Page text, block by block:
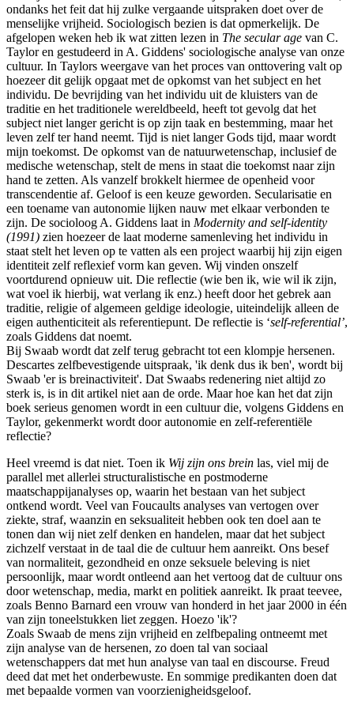
ondanks het feit dat hij zulke vergaande uitspraken doet over de
menselijke vrijheid. Sociologisch bezien is dat opmerkelijk. De
afgelopen weken heb ik wat zitten lezen in The secular age van C.
Taylor en gestudeerd in A. Giddens' sociologische analyse van onze
cultuur. In Taylors weergave van het proces van onttovering valt op
hoezeer dit gelijk opgaat met de opkomst van het subject en het
individu. De bevrijding van het individu uit de kluisters van de
traditie en het traditionele wereldbeeld, heeft tot gevolg dat het
subject niet langer gericht is op zijn taak en bestemming, maar het
leven zelf ter hand neemt. Tijd is niet langer Gods tijd, maar wordt
mijn toekomst. De opkomst van de natuurwetenschap, inclusief de
medische wetenschap, stelt de mens in staat die toekomst naar zijn
hand te zetten. Als vanzelf brokkelt hiermee de openheid voor
transcendentie af. Geloof is een keuze geworden. Secularisatie en
een toename van autonomie lijken nauw met elkaar verbonden te
zijn. De socioloog A. Giddens laat in Modernity and self-identity
(1991) zien hoezeer de laat moderne samenleving het individu in
staat stelt het leven op te vatten als een project waarbij hij zijn eigen
identiteit zelf reflexief vorm kan geven. Wij vinden onszelf
voortdurend opnieuw uit. Die reflectie (wie ben ik, wie wil ik zijn,
wat voel ik hierbij, wat verlang ik enz.) heeft door het gebrek aan
traditie, religie of algemeen geldige ideologie, uiteindelijk alleen de
eigen authenticiteit als referentiepunt. De reflectie is ‘self-referential’,
zoals Giddens dat noemt.
Bij Swaab wordt dat zelf terug gebracht tot een klompje hersenen.
Descartes zelfbevestigende uitspraak, 'ik denk dus ik ben', wordt bij
Swaab 'er is breinactiviteit'. Dat Swaabs redenering niet altijd zo
sterk is, is in dit artikel niet aan de orde. Maar hoe kan het dat zijn
boek serieus genomen wordt in een cultuur die, volgens Giddens en
Taylor, gekenmerkt wordt door autonomie en zelf-referentiële
reflectie?
Heel vreemd is dat niet. Toen ik Wij zijn ons brein las, viel mij de
parallel met allerlei structuralistische en postmoderne
maatschappijanalyses op, waarin het bestaan van het subject
ontkend wordt. Veel van Foucaults analyses van vertogen over
ziekte, straf, waanzin en seksualiteit hebben ook ten doel aan te
tonen dan wij niet zelf denken en handelen, maar dat het subject
zichzelf verstaat in de taal die de cultuur hem aanreikt. Ons besef
van normaliteit, gezondheid en onze seksuele beleving is niet
persoonlijk, maar wordt ontleend aan het vertoog dat de cultuur ons
door wetenschap, media, markt en politiek aanreikt. Ik praat teevee,
zoals Benno Barnard een vrouw van honderd in het jaar 2000 in één
van zijn toneelstukken liet zeggen. Hoezo 'ik'?
Zoals Swaab de mens zijn vrijheid en zelfbepaling ontneemt met
zijn analyse van de hersenen, zo doen tal van sociaal
wetenschappers dat met hun analyse van taal en discourse. Freud
deed dat met het onderbewuste. En sommige predikanten doen dat
met bepaalde vormen van voorzienigheidsgeloof.